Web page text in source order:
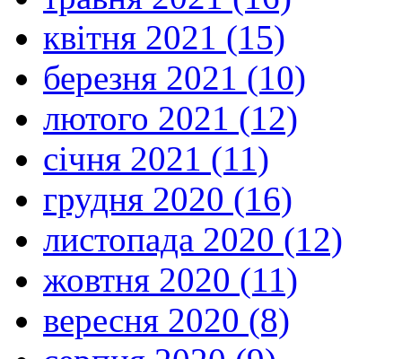
квітня 2021 (15)
березня 2021 (10)
лютого 2021 (12)
січня 2021 (11)
грудня 2020 (16)
листопада 2020 (12)
жовтня 2020 (11)
вересня 2020 (8)